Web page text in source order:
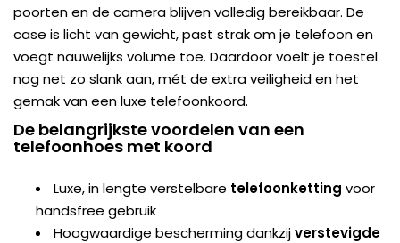
poorten en de camera blijven volledig bereikbaar. De
case is licht van gewicht, past strak om je telefoon en
voegt nauwelijks volume toe. Daardoor voelt je toestel
nog net zo slank aan, mét de extra veiligheid en het
gemak van een luxe telefoonkoord.
De belangrijkste voordelen van een
telefoonhoes met koord
Luxe, in lengte verstelbare telefoonketting voor
handsfree gebruik
Hoogwaardige bescherming dankzijverstevigde